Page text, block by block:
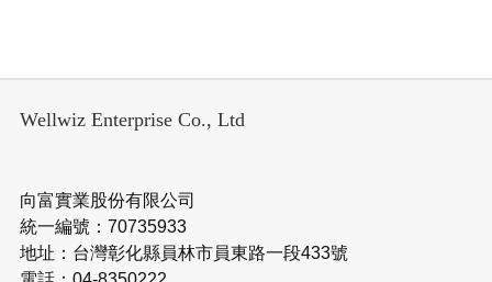
Wellwiz Enterprise Co., Ltd
向富實業股份有限公司
統一編號：70735933
地址：台灣彰化縣員林市員東路一段433號